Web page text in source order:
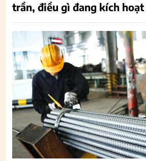
trần, điều gì đang kích